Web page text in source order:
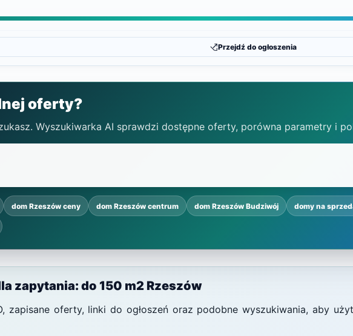
Przejdź do ogłoszenia
oferty?
Wyszukiwarka AI sprawdzi dostępne oferty, porówna parametry i
dom Rzeszów ceny dom Rzeszów centrum dom Rzeszów Budziwój domy na
zapytania: do 150 m2 Rzeszów
zapisane oferty, linki do ogłoszeń oraz podobne wyszukiwania, aby